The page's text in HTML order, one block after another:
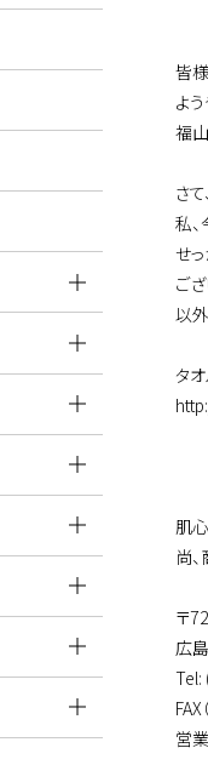
皆
よ
福
さ
私
せ
ご
以
タ
肌
尚
〒
広
Tel:
FAX
営